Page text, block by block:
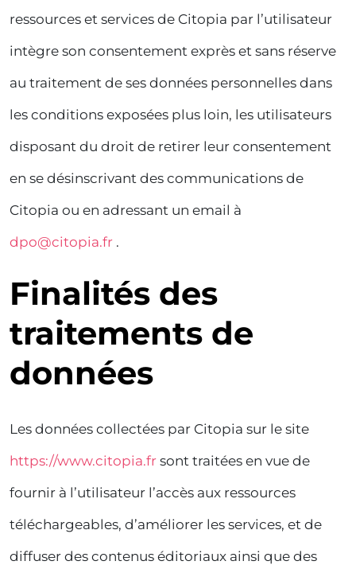
ressources et services de Citopia par l’utilisateur
intègre son consentement exprès et sans réserve
au traitement de ses données personnelles dans
les conditions exposées plus loin, les utilisateurs
disposant du droit de retirer leur consentement
en se désinscrivant des communications de
Citopia ou en adressant un email à
dpo@citopia.fr .
Finalités des
traitements de
données
Les données collectées par Citopia sur le site
https://www.citopia.fr sont traitées en vue de
fournir à l’utilisateur l’accès aux ressources
téléchargeables, d’améliorer les services, et de
diffuser des contenus éditoriaux ainsi que des